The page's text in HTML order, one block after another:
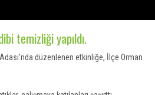
temizliği yapıldı.
düzenlenen etkinliğe, İlçe Orman